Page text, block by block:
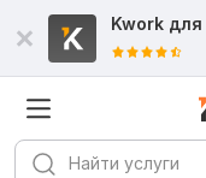
Kwork для